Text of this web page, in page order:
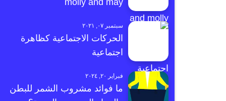
molly and may
سبتمبر ٠٧, ٢٠٢١
الحركات الاجتماعية كظاهرة
اجتماعية
فبراير ٢٠, ٢٠٢٤
ما فوائد مشروب الشمر للبطن